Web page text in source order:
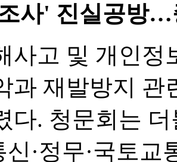
사' 진실공방…
사고 및 개인정
과 재발방지 관
다. 청문회는
·정무·국토교